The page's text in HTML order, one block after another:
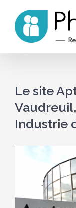
content
Le site
Industrie